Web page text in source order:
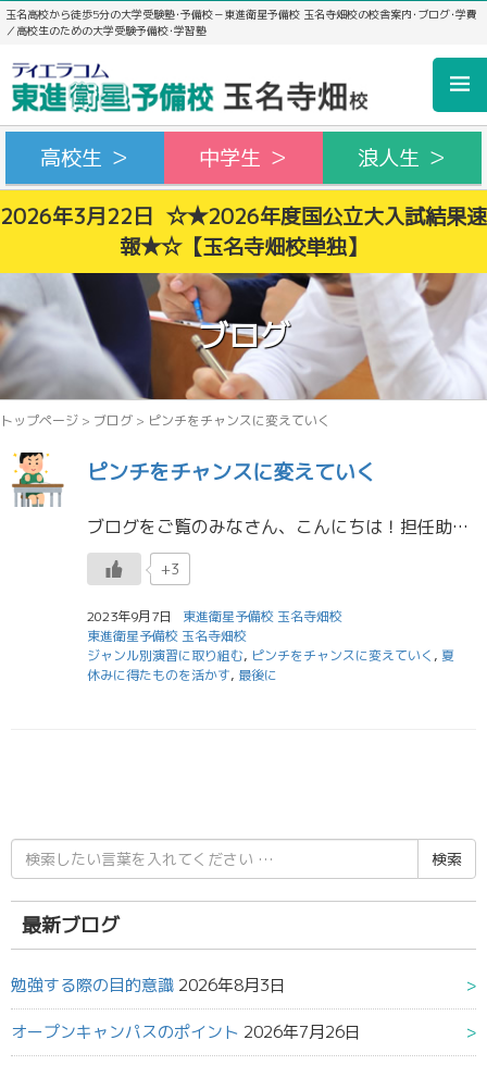
玉名高校から徒歩5分の大学受験塾･予備校－東進衛星予備校 玉名寺畑校の校舎案内･ブログ･学費
／高校生のための大学受験予備校･学習塾
高校生 ＞ 中学生 ＞ 浪人生 ＞
2026年3月22日 ☆★2026年度国公立大入試結果速
報★☆【玉名寺畑校単独】
ブログ
トップページ > ブログ > ピンチをチャンスに変えていく
ピンチをチャンスに変えていく
ブログをご覧のみなさん、こんにちは！担任助手の田上です。 9月から2学期が始まりましたね。 学校生活に沿った生活リズムには慣れましたか？ 夏休みに生活リズムが崩れてしまった人は早く取り戻せるように意識して生活していきまし […]
+3
2023年9月7日
東進衛星予備校 玉名寺畑校
東進衛星予備校 玉名寺畑校
ジャンル別演習に取り組む, ピンチをチャンスに変えていく , 夏
休みに得たものを活かす, 最後に
検
索
結
果:
最新ブログ
勉強する際の目的意識 2026年8月3日
オープンキャンパスのポイント 2026年7月26日